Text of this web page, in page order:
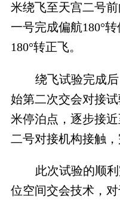
米绕飞至天宫二号
一号完成偏航180°
180°转正飞。
绕飞试验完成
始第二次交会对接
米停泊点，逐步接
二号对接机构接触，
此次试验的顺
位空间交会技术，